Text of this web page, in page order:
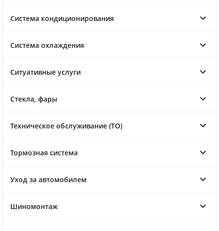
Система кондиционирования
Система охлаждения
Ситуативные услуги
Стекла, фары
Техническое обслуживание (ТО)
Тормозная система
Уход за автомобилем
Шиномонтаж